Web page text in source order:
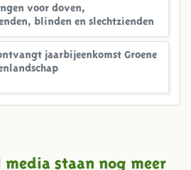
voor doven,
blinden en slechtzienden
jaarbijeenkomst Groene
media staan nog meer